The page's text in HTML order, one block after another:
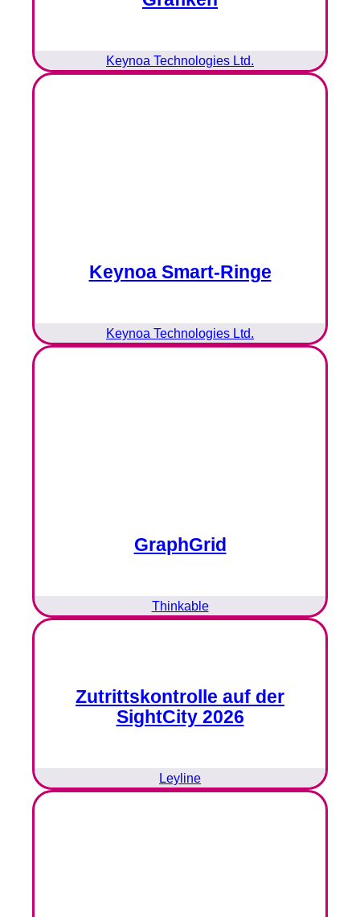
Keynoa Technologies Ltd.
Keynoa Smart-Ringe
Keynoa Technologies Ltd.
GraphGrid
Thinkable
Zutrittskontrolle auf der
SightCity 2026
Leyline